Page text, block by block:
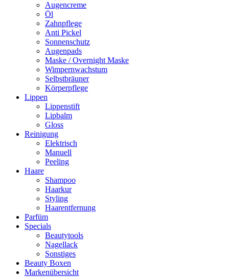
Augencreme
Öl
Zahnpflege
Anti Pickel
Sonnenschutz
Augenpads
Maske / Overnight Maske
Wimpernwachstum
Selbstbräuner
Körperpflege
Lippen
Lippenstift
Lipbalm
Gloss
Reinigung
Elektrisch
Manuell
Peeling
Haare
Shampoo
Haarkur
Styling
Haarentfernung
Parfüm
Specials
Beautytools
Nagellack
Sonstiges
Beauty Boxen
Markenübersicht